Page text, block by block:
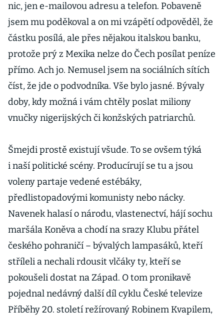
nic, jen e-mailovou adresu a telefon. Pobaveně
jsem mu poděkoval a on mi vzápětí odpověděl, že
částku posílá, ale přes nějakou italskou banku,
protože prý z Mexika nelze do Čech posílat peníze
přímo. Ach jo. Nemusel jsem na sociálních sítích
číst, že jde o podvodníka. Vše bylo jasné. Bývaly
doby, kdy možná i vám chtěly poslat miliony
vnučky nigerijských či konžských patriarchů.
Šmejdi prostě existují všude. To se ovšem týká
i naší politické scény. Producírují se tu a jsou
voleny partaje vedené estébáky,
předlistopadovými komunisty nebo nácky.
Navenek halasí o národu, vlastenectví, hájí sochu
maršála Koněva a chodí na srazy Klubu přátel
českého pohraničí – bývalých lampasáků, kteří
stříleli a nechali rdousit vlčáky ty, kteří se
pokoušeli dostat na Západ. O tom pronikavě
pojednal nedávný další díl cyklu České televize
Příběhy 20. století režírovaný Robinem Kvapilem,